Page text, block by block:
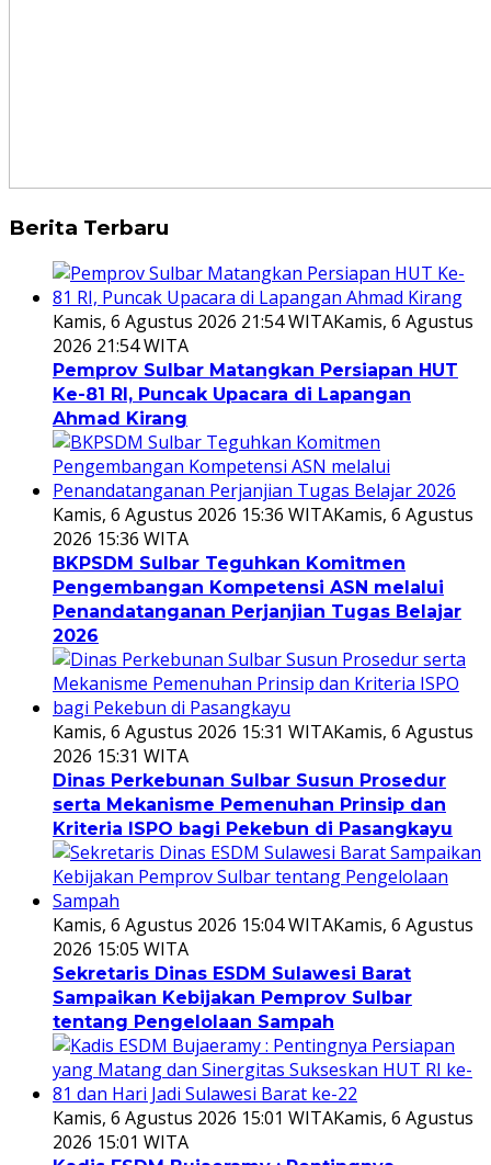
Berita Terbaru
Kamis, 6 Agustus 2026 21:54 WITAKamis, 6 Agustus
2026 21:54 WITA
Pemprov Sulbar Matangkan Persiapan HUT
Ke-81 RI, Puncak Upacara di Lapangan
Ahmad Kirang
Kamis, 6 Agustus 2026 15:36 WITAKamis, 6 Agustus
2026 15:36 WITA
BKPSDM Sulbar Teguhkan Komitmen
Pengembangan Kompetensi ASN melalui
Penandatanganan Perjanjian Tugas Belajar
2026
Kamis, 6 Agustus 2026 15:31 WITAKamis, 6 Agustus
2026 15:31 WITA
Dinas Perkebunan Sulbar Susun Prosedur
serta Mekanisme Pemenuhan Prinsip dan
Kriteria ISPO bagi Pekebun di Pasangkayu
Kamis, 6 Agustus 2026 15:04 WITAKamis, 6 Agustus
2026 15:05 WITA
Sekretaris Dinas ESDM Sulawesi Barat
Sampaikan Kebijakan Pemprov Sulbar
tentang Pengelolaan Sampah
Kamis, 6 Agustus 2026 15:01 WITAKamis, 6 Agustus
2026 15:01 WITA